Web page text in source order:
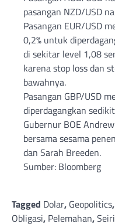
pasangan NZD/USD
Pasangan EUR/USD
0,2% untuk
di sekitar level 1,08
karena stop loss dan
bawahnya.
Pasangan GBP/USD
diperdagangkan
Gubernur BOE
bersama sesama
dan Sarah Breeden.
Sumber: Bloomberg
Tagged Dolar, Geopolitics,
Obligasi, Pelemahan,